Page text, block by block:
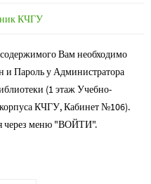
КЧГУ
Вам необходимо
и Пароль у Администратора
(1 этаж Учебно-
КЧГУ, Кабинет №106).
через меню "ВОЙТИ".